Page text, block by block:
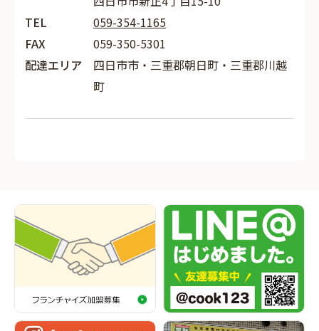
TEL
059-354-1165
FAX
059-350-5301
配達エリア
四日市市・三重郡朝日町・三重郡川越
町